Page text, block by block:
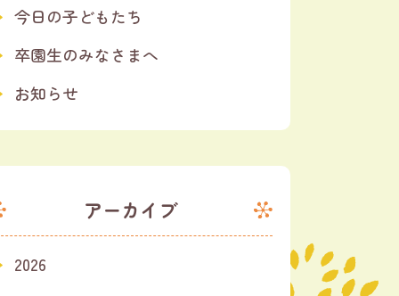
今日の子どもたち
卒園生のみなさまへ
お知らせ
アーカイブ
2026